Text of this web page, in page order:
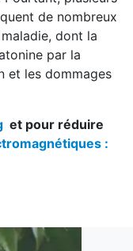
de nombreux
dont la
par la
et les dommages
et pour réduire
: